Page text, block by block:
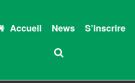
Accueil News S’inscrire